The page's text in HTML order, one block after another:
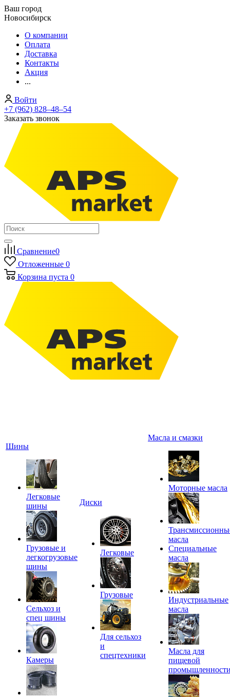
Ваш город
Новосибирск
О компании
Оплата
Доставка
Контакты
Акция
...
Войти
+7 (962) 828‒48‒54
Заказать звонок
Сравнение0
Отложенные 0
Корзина пуста 0
Шины
Легковые
шины
Грузовые и
легкогрузовые
шины
Сельхоз и
спец шины
Камеры
Диски
Легковые
Грузовые
Для сельхоз
и
спецтехники
Масла и смазки
Моторные масла
масла
Специальные
масла
Индустриальные
масла
Масла для
пищевой